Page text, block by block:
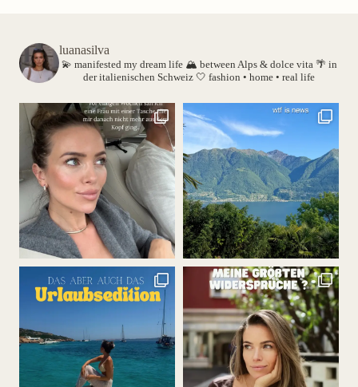
luanasilva
💫 manifested my dream life 🏔️ between Alps & dolce vita 🌴 in
der italienischen Schweiz 🤍 fashion • home • real life